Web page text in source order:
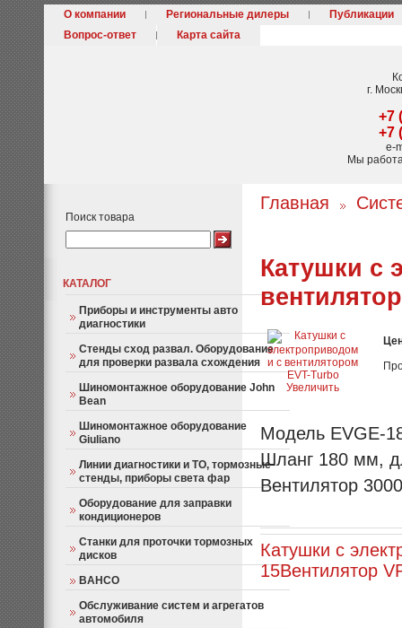
О компании Региональные дилеры
Публикации
Вопрос-ответ
Карта сайта
г.
+7
+7
e-
Мы
Поиск товара
КАТАЛОГ
Приборы и инструменты авто
диагностики
Стенды сход развал. Оборудование
для проверки развала схождения
Шиномонтажное оборудование John
Bean
Шиномонтажное оборудование
Giuliano
Линии диагностики и ТО, тормозные
стенды, приборы света фар
Оборудование для заправки
кондиционеров
Станки для проточки тормозных
дисков
BAHCO
Обслуживание систем и агрегатов
автомобиля
Главная
Катушки с
Увеличить
Модель EVGE-
Шланг 180 мм,
Вентилятор
Катушки с
15Вентилятор